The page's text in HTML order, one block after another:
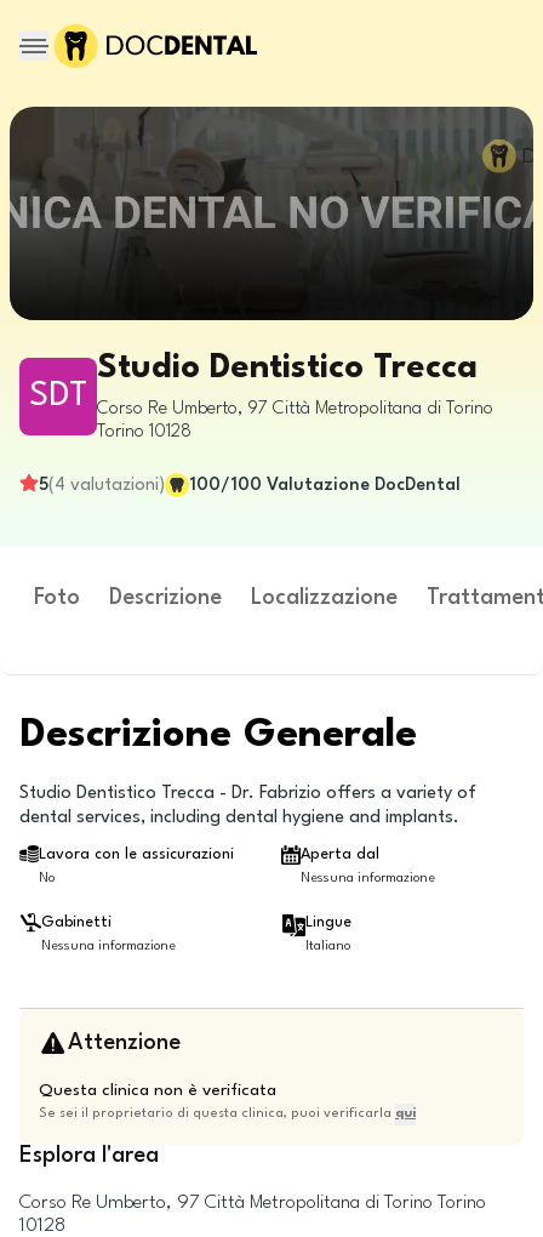
SDT
Studio Dentistico Trecca
Corso Re Umberto, 97 Città Metropolitana di Torino
Torino 10128
5( 4 valutazioni) 100/100 Valutazione DocDental
Foto Descrizione Localizzazione
Descrizione Generale
Studio Dentistico Trecca - Dr. Fabrizio offers a variety of
dental services, including dental hygiene and implants.
Lavora con le assicurazioni
No
Aperta dal
Nessuna informazione
Gabinetti
Nessuna informazione
Lingue
Italiano
Attenzione
Questa clinica non è verificata
Se sei il proprietario di questa clinica, puoi verificarla qui
Esplora l'area
Corso Re Umberto, 97 Città Metropolitana di Torino
Torino
10128